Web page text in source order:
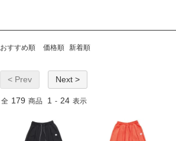
おすすめ順 価格順 新着順
< Prev Next >
全 179 商品 1 - 24 表示